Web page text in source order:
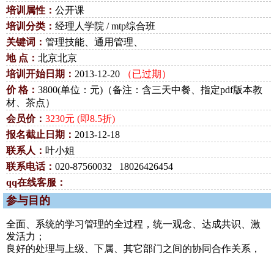
培训属性： 公开课
培训分类： 经理人学院 / mtp综合班
关键词： 管理技能、通用管理、
地 点： 北京北京
培训开始日期： 2013-12-20
（已过期）
价 格： 3800(单位：元)（备注：含三天中餐、指定pdf版本教
材、茶点）
会员价： 3230元 (即8.5折)
报名截止日期： 2013-12-18
联系人： 叶小姐
联系电话： 020-87560032 18026426454
qq在线客服：
参与目的
全面、系统的学习管理的全过程，统一观念、达成共识、激
发活力；
良好的处理与上级、下属、其它部门之间的协同合作关系，